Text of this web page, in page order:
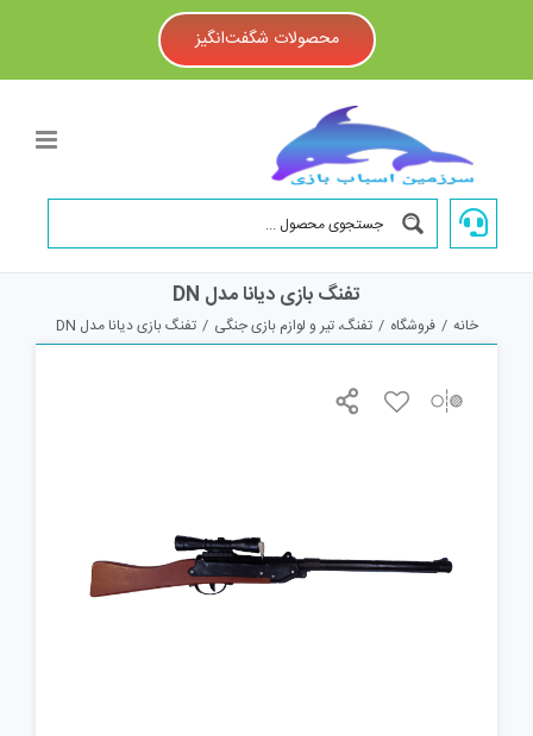
محصولات شگفت‌انگیز
تفنگ بازی دیانا مدل DN
خانه / فروشگاه / تفنگ، تیر و لوازم بازی جنگی / تفنگ بازی دیانا مدل DN